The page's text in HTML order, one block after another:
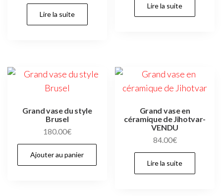
Lire la suite
Lire la suite
Grand vase du style
Brusel
180.00€
Ajouter au panier
Grand vase en
céramique de Jihotvar-
VENDU
84.00€
Lire la suite